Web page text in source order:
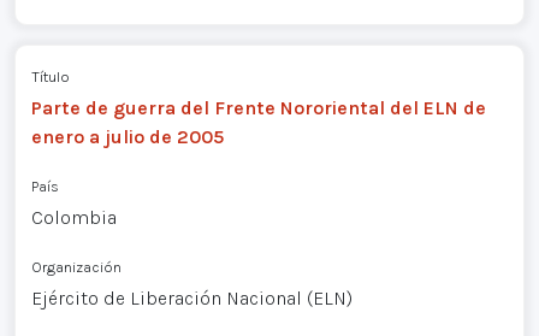
Título
Parte de guerra del Frente Nororiental del ELN de
enero a julio de 2005
País
Colombia
Organización
Ejército de Liberación Nacional (ELN)